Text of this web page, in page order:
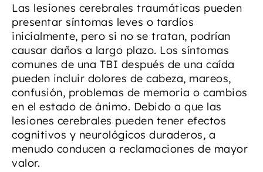
Las lesiones cerebrales traumáticas pueden
presentar síntomas leves o tardíos
inicialmente, pero si no se tratan, podrían
causar daños a largo plazo. Los síntomas
comunes de una TBI después de una caída
pueden incluir dolores de cabeza, mareos,
confusión, problemas de memoria o cambios
en el estado de ánimo. Debido a que las
lesiones cerebrales pueden tener efectos
cognitivos y neurológicos duraderos, a
menudo conducen a reclamaciones de mayor
valor.